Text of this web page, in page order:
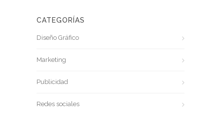
CATEGORÍAS
Diseño Gráfico
Marketing
Publicidad
Redes sociales